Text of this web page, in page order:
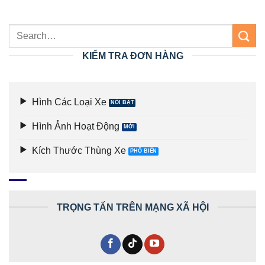
KIỂM TRA ĐƠN HÀNG
Hình Các Loại Xe
Hình Ảnh Hoạt Động
Kích Thước Thùng Xe
TRỌNG TẤN TRÊN MẠNG XÃ HỘI